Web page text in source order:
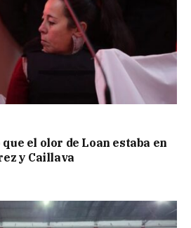
el olor de Loan estaba en
y Caillava